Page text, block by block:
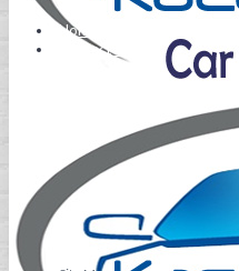
Home
Contact Us